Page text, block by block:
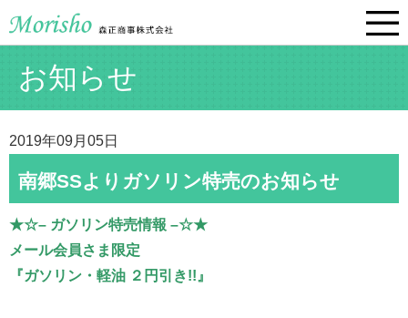
お知らせ
2019年09月05日
南郷SSよりガソリン特売のお知らせ
★☆– ガソリン特売情報 –☆★
メール会員さま限定
『ガソリン・軽油 ２円引き!!』